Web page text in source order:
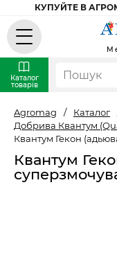
КУПУЙТЕ В
Каталог
товарів
Agromag / Каталог
Добрива Квантум
Квантум Гекон
Квантум